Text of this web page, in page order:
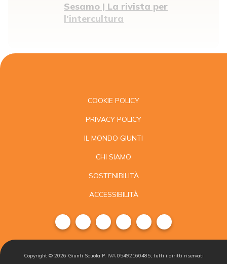
Sesamo | La rivista per
l'intercultura
COOKIE POLICY
PRIVACY POLICY
IL MONDO GIUNTI
CHI SIAMO
SOSTENIBILITÀ
ACCESSIBILITÀ
Copyright © 2026 Giunti Scuola P. IVA 05492160485, tutti i diritti riservati